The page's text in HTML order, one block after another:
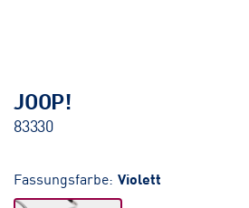
JOOP!
83330
Fassungsfarbe: Violett